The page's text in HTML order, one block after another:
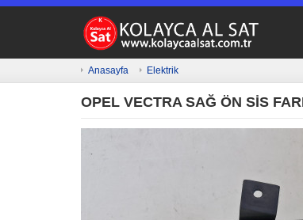
Anasayfa Elektrik
OPEL VECTRA SAĞ ÖN SİS